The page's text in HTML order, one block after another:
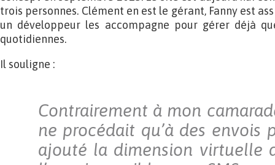
trois personnes. Clément en est le gérant, Fanny est
un développeur les accompagne pour gérer déjà
quotidiennes.
Il souligne :
Contrairement à mon
ne procédait qu’à des envois
ajouté la dimension virtuelle